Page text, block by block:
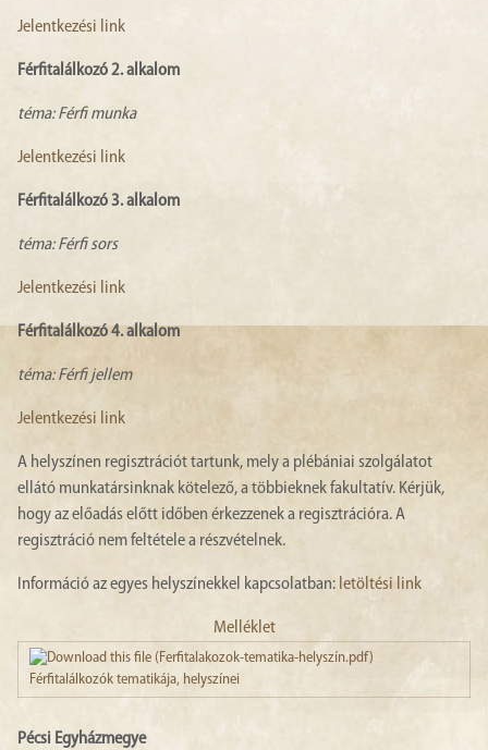
Jelentkezési link
Férfitalálkozó 2. alkalom
téma: Férfi munka
Jelentkezési link
Férfitalálkozó 3. alkalom
téma: Férfi sors
Jelentkezési link
Férfitalálkozó 4. alkalom
téma: Férfi jellem
Jelentkezési link
A helyszínen regisztrációt tartunk, mely a plébániai szolgálatot
ellátó munkatársinknak kötelező, a többieknek fakultatív. Kérjük,
hogy az előadás előtt időben érkezzenek a regisztrációra. A
regisztráció nem feltétele a részvételnek.
Információ az egyes helyszínekkel kapcsolatban: letöltési link
Melléklet
Férfitalálkozók tematikája, helyszínei
Pécsi Egyházmegye